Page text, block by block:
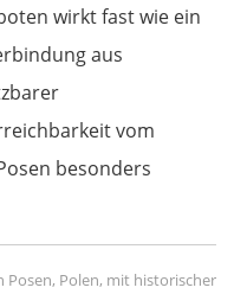
wirkt fast wie ein
aus
vom
besonders